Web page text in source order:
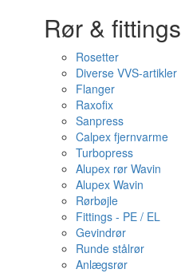
Rør &
Rosetter
Diverse VVS-artikler
Flanger
Raxofix
Sanpress
Calpex fjernvarme
Turbopress
Alupex rør Wavin
Alupex Wavin
Rørbøjle
Fittings - PE / EL
Gevindrør
Runde stålrør
Anlægsrør